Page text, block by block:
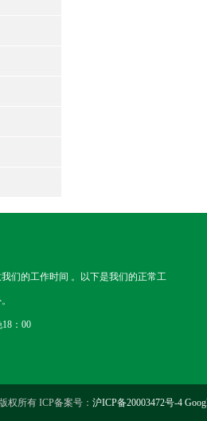
们的工作时间 。以下是我们的正常工
：00
权所有 ICP备案号： 沪ICP备20003472号-4